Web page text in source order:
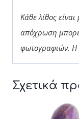
Κάθε λίθος
απόχρωση
φωτογραφιών. Η
Σχετικά